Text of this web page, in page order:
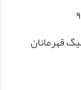
قهرمانان